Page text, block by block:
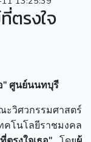
ตรงใจ
” ศูนย์นนทบุรี
วิศวกรรมศาสตร์
คโนโลยีราชมงคล